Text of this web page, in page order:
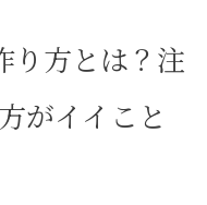
り方とは？注
がイイこと